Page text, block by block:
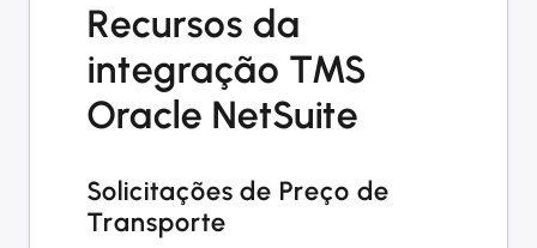
Recursos da
integração TMS
Oracle NetSuite
Solicitações de Preço de
Transporte